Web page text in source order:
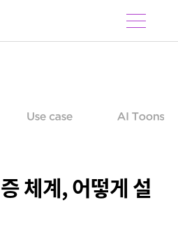
체계, 어떻게 설